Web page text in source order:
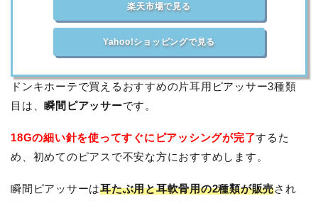
楽天市場で見る
Yahoo!ショッピングで見る
ドンキホーテで買えるおすすめの片耳用ピアッサー3種類
目は、瞬間ピアッサーです。
18Gの細い針を使ってすぐにピアッシングが完了するた
め、初めてのピアスで不安な方におすすめします。
瞬間ピアッサーは耳たぶ用と耳軟骨用の2種類が販売され